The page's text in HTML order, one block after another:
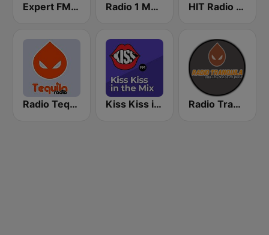
Expert FM Manele Radio 1 Manele HIT Radio Manele Romania
Radio Tequila Manele Kiss Kiss in the Mix Radio Radio Tranquila Manele